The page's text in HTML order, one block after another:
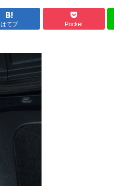
はてブ Pocket